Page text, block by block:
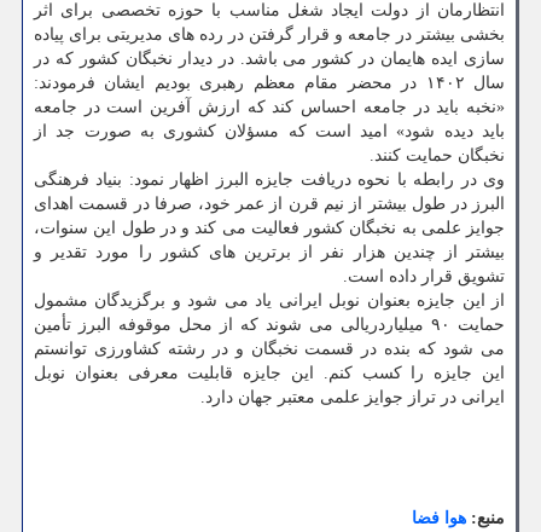
انتظارمان از دولت ایجاد شغل مناسب با حوزه تخصصی برای اثر
بخشی بیشتر در جامعه و قرار گرفتن در رده های مدیریتی برای پیاده
سازی ایده هایمان در کشور می باشد. در دیدار نخبگان کشور که در
سال ۱۴۰۲ در محضر مقام معظم رهبری بودیم ایشان فرمودند:
«نخبه باید در جامعه احساس کند که ارزش آفرین است در جامعه
باید دیده شود» امید است که مسؤلان کشوری به صورت جد از
نخبگان حمایت کنند.
وی در رابطه با نحوه دریافت جایزه البرز اظهار نمود: بنیاد فرهنگی
البرز در طول بیشتر از نیم قرن از عمر خود، صرفا در قسمت اهدای
جوایز علمی به نخبگان کشور فعالیت می کند و در طول این سنوات،
بیشتر از چندین هزار نفر از برترین های کشور را مورد تقدیر و
تشویق قرار داده است.
از این جایزه بعنوان نوبل ایرانی یاد می شود و برگزیدگان مشمول
حمایت ۹۰ میلیاردریالی می شوند که از محل موقوفه البرز تأمین
می شود که بنده در قسمت نخبگان و در رشته کشاورزی توانستم
این جایزه را کسب کنم. این جایزه قابلیت معرفی بعنوان نوبل
ایرانی در تراز جوایز علمی معتبر جهان دارد.
منبع: هوا فضا